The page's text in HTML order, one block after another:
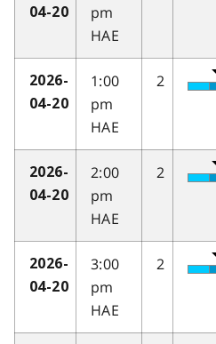
04-20
pm
HAE
2026-
04-20
1:00
pm
HAE
2
2026-
04-20
2:00
pm
HAE
2
2026-
04-20
3:00
pm
HAE
2